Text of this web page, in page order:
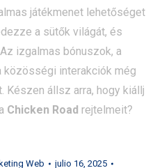
játékmenet lehetőséget
a sütők világát, és
izgalmas bónuszok, a
interakciók még
állsz arra, hogy kiállj
Chicken Road rejtelmeit?
Web julio 16, 2025